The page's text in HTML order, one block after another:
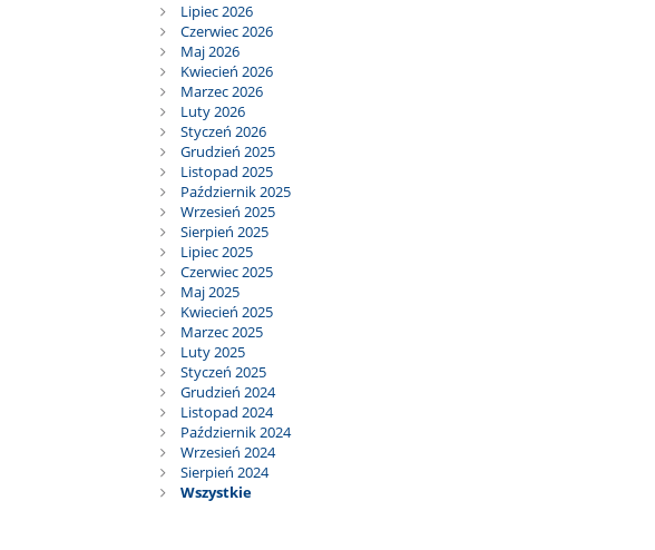
Lipiec 2026
Czerwiec 2026
Maj 2026
Kwiecień 2026
Marzec 2026
Luty 2026
Styczeń 2026
Grudzień 2025
Listopad 2025
Październik 2025
Wrzesień 2025
Sierpień 2025
Lipiec 2025
Czerwiec 2025
Maj 2025
Kwiecień 2025
Marzec 2025
Luty 2025
Styczeń 2025
Grudzień 2024
Listopad 2024
Październik 2024
Wrzesień 2024
Sierpień 2024
Wszystkie